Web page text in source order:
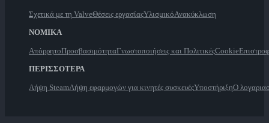
Σχετικά με τη ValveΘέσεις εργασίαςΥλισμικόΑνακύκλωση
ΝΟΜΙΚΑ
ΑπόρρητοΠροσβασιμότηταΓνωστοποιήσεις και ΠολιτικέςCookie
ΠΕΡΙΣΣΟΤΕΡΑ
Λήψη SteamΛήψη εφαρμογών για κινητές συσκευέςΥποστήριξηΟ